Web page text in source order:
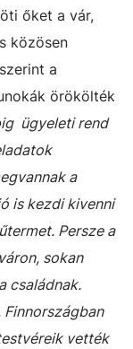
őket a vár,
közösen
a
örökölték
ügyeleti rend
a
is kezdi kivenni
Persze a
sokan
családnak.
vették